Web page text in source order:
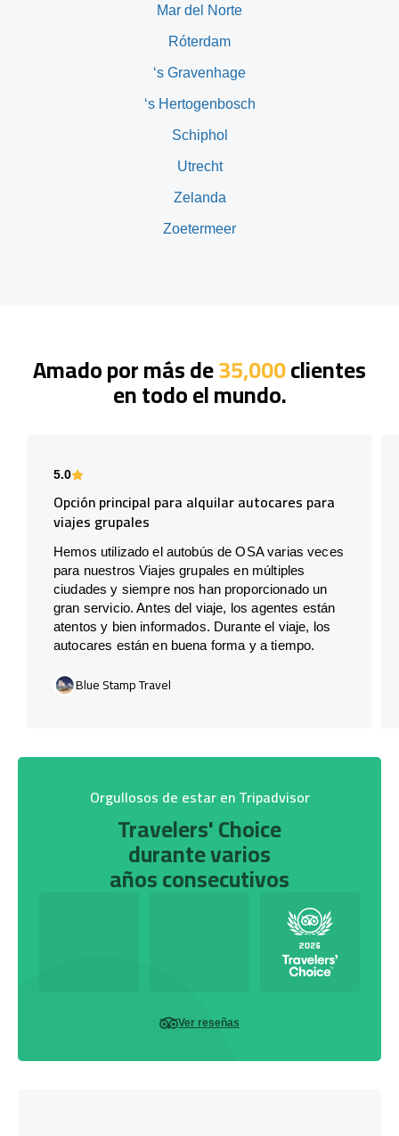
Mar del Norte
Róterdam
‘s Gravenhage
‘s Hertogenbosch
Schiphol
Utrecht
Zelanda
Zoetermeer
Amado por más de35,000clientes
en todo el mundo.
5.0
Opción principal para alquilar autocares para
viajes grupales
Hemos utilizado el autobús de OSA varias veces
para nuestros Viajes grupales en múltiples
ciudades y siempre nos han proporcionado un
gran servicio. Antes del viaje, los agentes están
atentos y bien informados. Durante el viaje, los
autocares están en buena forma y a tiempo.
Blue Stamp Travel
Orgullosos de estar en Tripadvisor
Travelers' Choice
durante varios
años consecutivos
Ver reseñas